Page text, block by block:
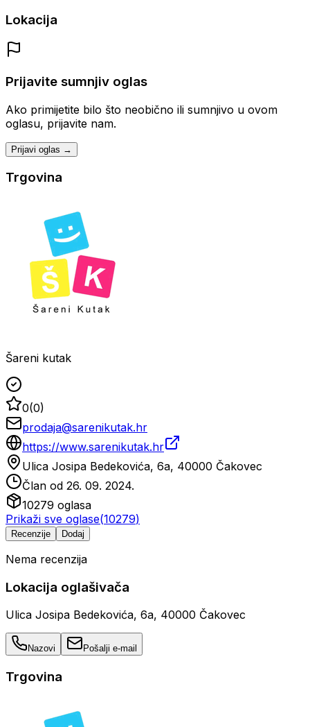
Lokacija
Prijavite sumnjiv oglas
Ako primijetite bilo što neobično ili sumnjivo u ovom
oglasu, prijavite nam.
Prijavi oglas →
Trgovina
Šareni kutak
0(0)
prodaja@sarenikutak.hr
https://www.sarenikutak.hr
Ulica Josipa Bedekovića, 6a, 40000 Čakovec
Član od 26. 09. 2024.
10279 oglasa
Prikaži sve oglase(10279)
Recenzije Dodaj
Nema recenzija
Lokacija oglašivača
Ulica Josipa Bedekovića, 6a, 40000 Čakovec
Nazovi Pošalji e-mail
Trgovina